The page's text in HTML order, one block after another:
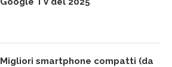
Migliori smartphone compatti (da